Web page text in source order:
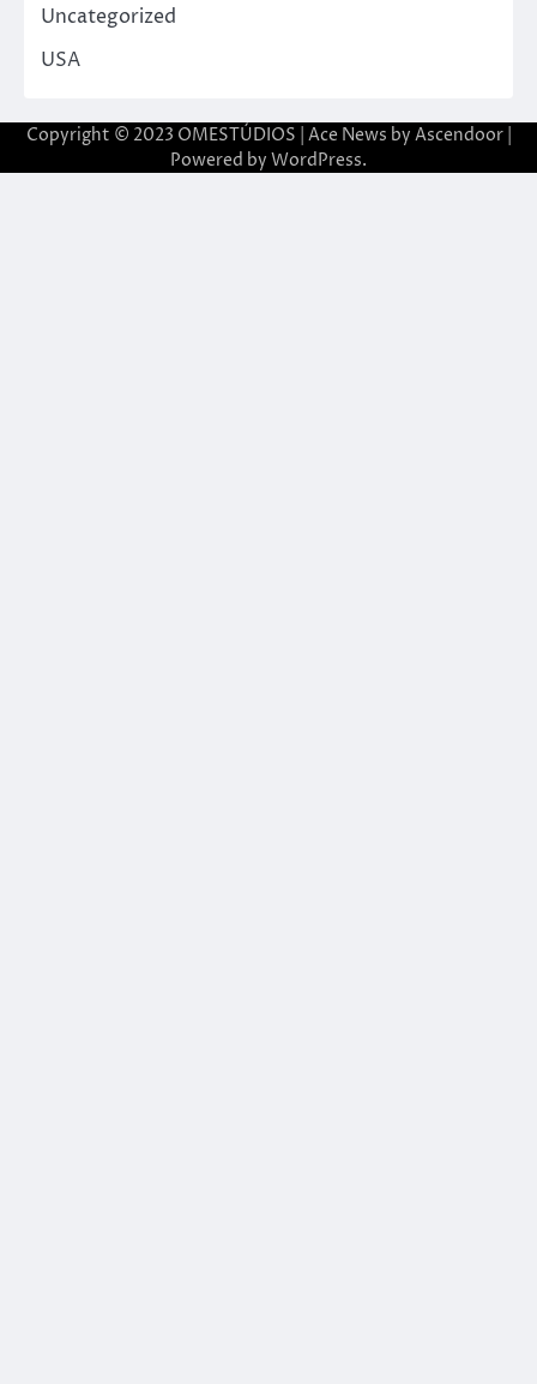
Uncategorized
USA
Copyright © 2023 OMESTÚDIOS | Ace News by Ascendoor|
Powered by WordPress.